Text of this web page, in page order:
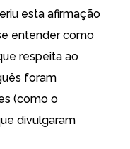
esta afirmação
entender como
respeita ao
foram
(como o
divulgaram